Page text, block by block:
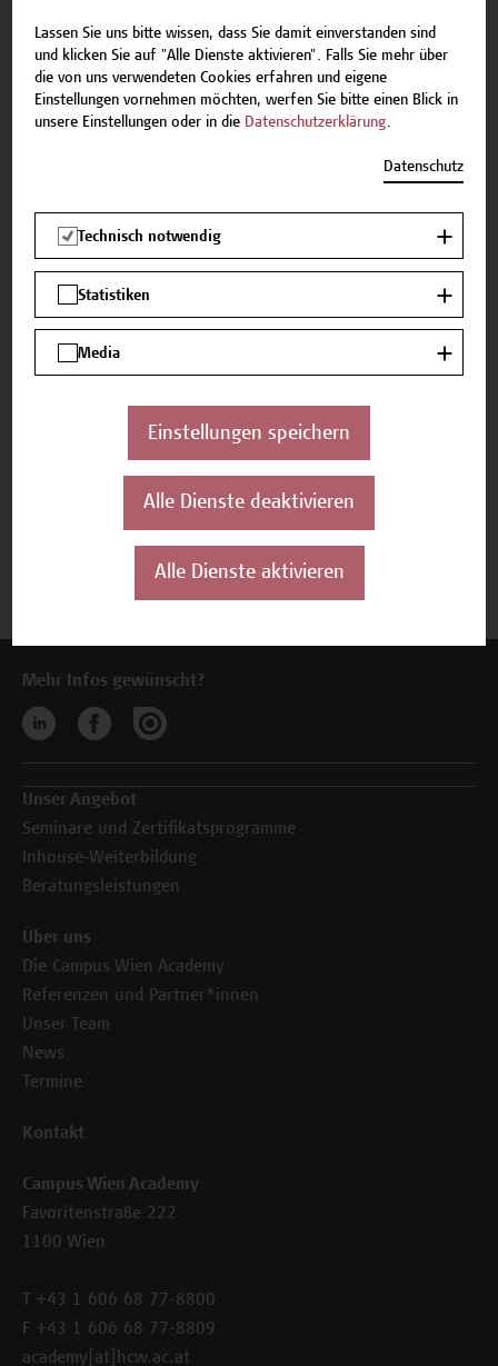
Kontakt
Falls Sie noch Fragen haben oder Informationen
zum Angebot benötigen, stehen wir gerne zur
E-Mail:academy[at]hcw.ac.at
Tel.: +43 1 606 6877-8800
Überblick
Inhalte und Aufbau
Termine und Anmeldung
Jetzt anmelden
Mehr Infos gewünscht?
Unser Angebot
Seminare und Zertifikatsprogramme
Inhouse-Weiterbildung
Beratungsleistungen
Über uns
Die Campus Wien Academy
Referenzen und Partner*innen
Unser Team
News
Termine
Kontakt
Campus Wien Academy
Favoritenstraße 222
1100 Wien
T +43 1 606 68 77-8800
F +43 1 606 68 77-8809
academy[at]hcw.ac.at
Lassen Sie uns bitte wissen, dass Sie damit einverstanden sind
und klicken Sie auf "Alle Dienste aktivieren". Falls Sie mehr über
die von uns verwendeten Cookies erfahren und eigene
Einstellungen vornehmen möchten, werfen Sie bitte einen Blick in
unsere Einstellungen oder in die Datenschutzerklärung.
Datenschutz
Technisch notwendig
Statistiken
Media
Einstellungen speichern
Alle Dienste deaktivieren
Alle Dienste aktivieren